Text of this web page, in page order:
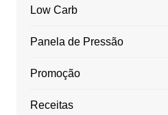
Low Carb
Panela de Pressão
Promoção
Receitas